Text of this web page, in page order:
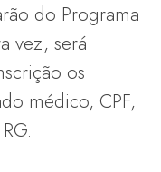
do Programa
vez, será
os
médico, CPF,